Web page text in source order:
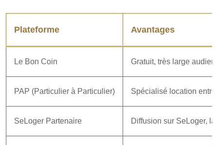
Plateforme Avantages
Le Bon Coin Gratuit, très large
PAP (Particulier à Particulier) Spécialisé location
SeLoger Partenaire Diffusion sur SeLoger,